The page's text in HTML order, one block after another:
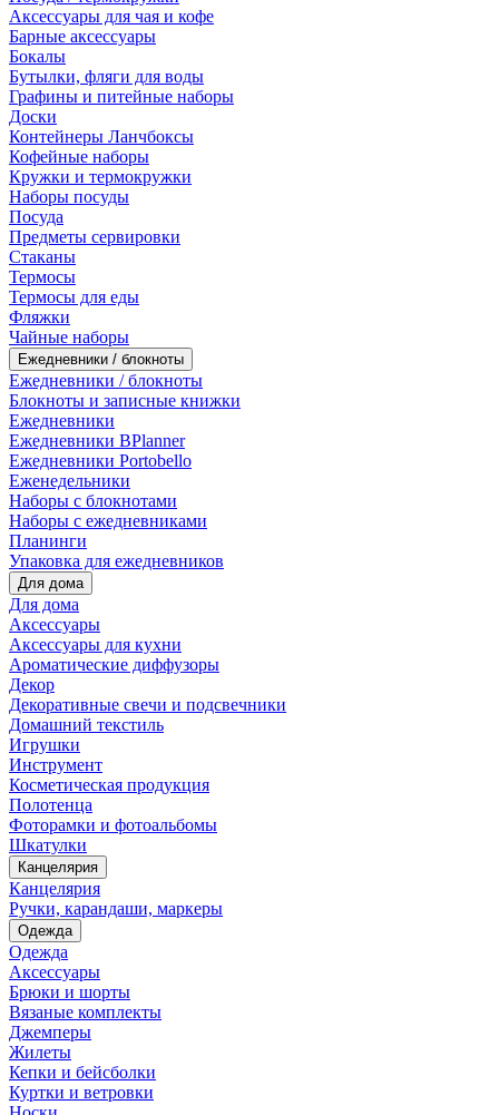
Аксессуары для чая и кофе
Барные аксессуары
Бокалы
Бутылки, фляги для воды
Графины и питейные наборы
Доски
Контейнеры Ланчбоксы
Кофейные наборы
Кружки и термокружки
Наборы посуды
Посуда
Предметы сервировки
Стаканы
Термосы
Термосы для еды
Фляжки
Чайные наборы
Ежедневники / блокноты
Ежедневники / блокноты
Блокноты и записные книжки
Ежедневники
Ежедневники BPlanner
Ежедневники Portobello
Еженедельники
Наборы с блокнотами
Наборы с ежедневниками
Планинги
Упаковка для ежедневников
Для дома
Для дома
Аксессуары
Аксессуары для кухни
Ароматические диффузоры
Декор
Декоративные свечи и подсвечники
Домашний текстиль
Игрушки
Инструмент
Косметическая продукция
Полотенца
Фоторамки и фотоальбомы
Шкатулки
Канцелярия
Канцелярия
Ручки, карандаши, маркеры
Одежда
Одежда
Аксессуары
Брюки и шорты
Вязаные комплекты
Джемперы
Жилеты
Кепки и бейсболки
Куртки и ветровки